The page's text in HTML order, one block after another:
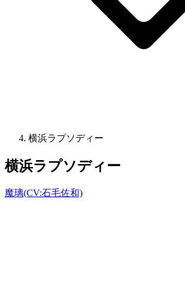
横浜ラプソディー
横浜ラプソディー
魔璃(CV:石毛佐和)